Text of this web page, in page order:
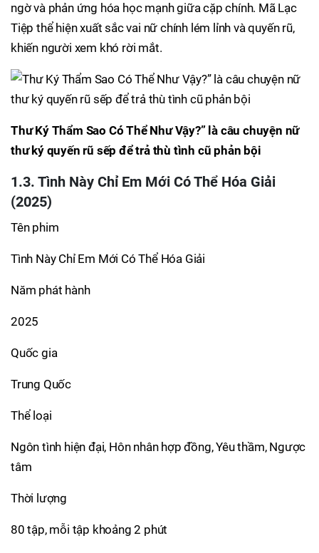
ngờ và phản ứng hóa học mạnh giữa cặp chính. Mã Lạc
Tiệp thể hiện xuất sắc vai nữ chính lém lỉnh và quyến rũ,
khiến người xem khó rời mắt.
Thư Ký Thẩm Sao Có Thể Như Vậy?” là câu chuyện nữ
thư ký quyến rũ sếp để trả thù tình cũ phản bội
1.3. Tình Này Chỉ Em Mới Có Thể Hóa Giải
(2025)
Tên phim
Tình Này Chỉ Em Mới Có Thể Hóa Giải
Năm phát hành
2025
Quốc gia
Trung Quốc
Thể loại
Ngôn tình hiện đại, Hôn nhân hợp đồng, Yêu thầm, Ngược
tâm
Thời lượng
80 tập, mỗi tập khoảng 2 phút